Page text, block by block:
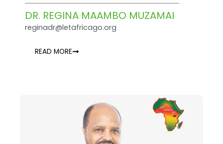
DR. REGINA MAAMBO MUZAMAI
reginadr@letafricago.org
READ MORE